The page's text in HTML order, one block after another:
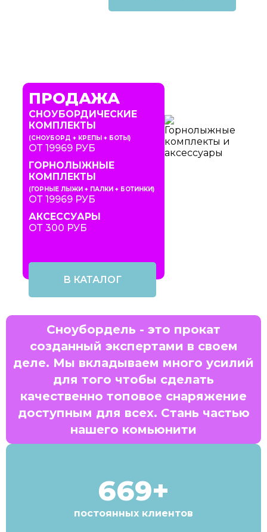
ПРОДАЖА
СНОУБОРДИЧЕСКИЕ
КОМПЛЕКТЫ
(СНОУБОРД + КРЕПЫ + БОТЫ)
ОТ 19969 РУБ
ГОРНОЛЫЖНЫЕ
КОМПЛЕКТЫ
(ГОРНЫЕ ЛЫЖИ + ПАЛКИ + БОТИНКИ)
ОТ 19969 РУБ
АКСЕССУАРЫ
ОТ 300 РУБ
В КАТАЛОГ
Сноубордель - это прокат
созданный экспертами в своем
деле. Мы вкладываем много усилий
для того чтобы сделать
качественно топовое снаряжение
доступным для всех. Стань частью
нашего комьюнити
669+
постоянных клиентов